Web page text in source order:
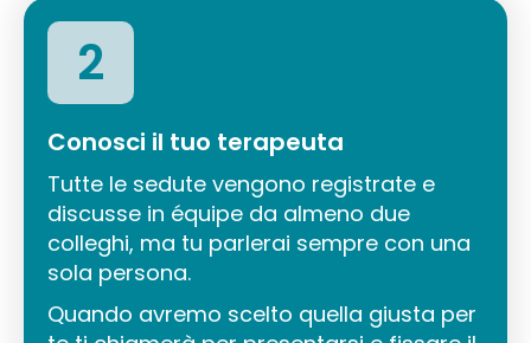
2
Conosci il tuo terapeuta
Tutte le sedute vengono registrate e
discusse in équipe da almeno due
colleghi, ma tu parlerai sempre con una
sola persona.
Quando avremo scelto quella giusta per